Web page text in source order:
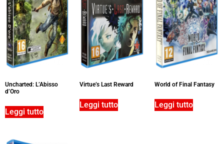
Uncharted: L’Abisso
d’Oro
Leggi tutto
Virtue’s Last Reward
Leggi tutto
World of Final Fantasy
Leggi tutto